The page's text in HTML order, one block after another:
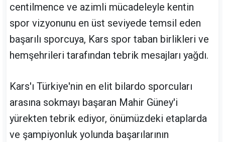
centilmence ve azimli mücadeleyle kentin
spor vizyonunu en üst seviyede temsil eden
başarılı sporcuya, Kars spor taban birlikleri ve
hemşehrileri tarafından tebrik mesajları yağdı.
Kars'ı Türkiye'nin en elit bilardo sporcuları
arasına sokmayı başaran Mahir Güney'i
yürekten tebrik ediyor, önümüzdeki etaplarda
ve şampiyonluk yolunda başarılarının